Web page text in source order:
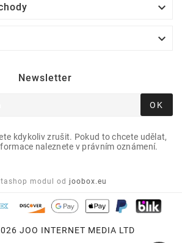


Newsletter
OK
kdykoliv zrušit. Pokud to chcete udělat,
naleznete v právním oznámení.
modul od joobox.eu
JOO INTERNET MEDIA LTD